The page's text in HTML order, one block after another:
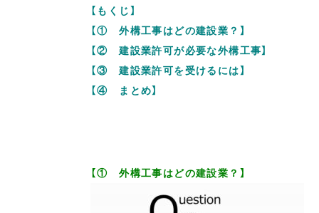
【もくじ】
【① 外構工事はどの建設業？】
【② 建設業許可が必要な外構工事】
【③ 建設業許可を受けるには】
【④ まとめ】
【① 外構工事はどの建設業？】